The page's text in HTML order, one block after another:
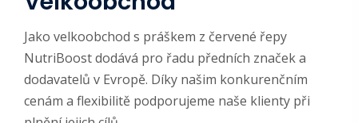
Jako velkoobchod s práškem z červené řepy
NutriBoost dodává pro řadu předních značek a
dodavatelů v Evropě. Díky našim konkurenčním
cenám a flexibilitě podporujeme naše klienty při